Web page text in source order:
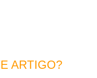
ARTIGO?